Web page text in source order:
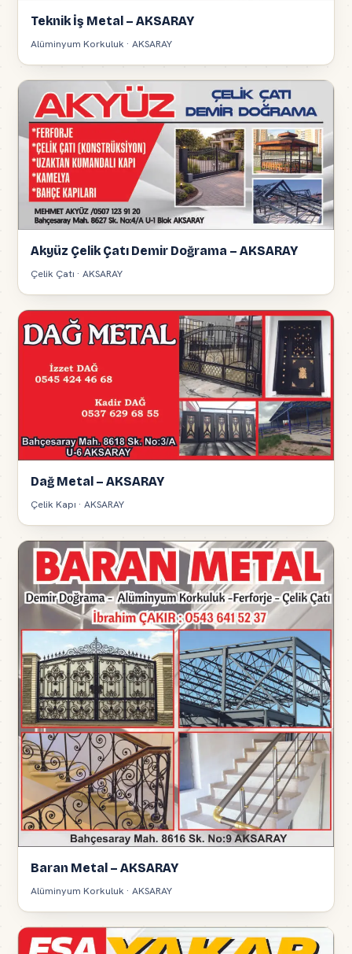
Teknik İş Metal – AKSARAY
Alüminyum Korkuluk · AKSARAY
Akyüz Çelik Çatı Demir Doğrama – AKSARAY
Çelik Çatı · AKSARAY
Dağ Metal – AKSARAY
Çelik Kapı · AKSARAY
Baran Metal – AKSARAY
Alüminyum Korkuluk · AKSARAY